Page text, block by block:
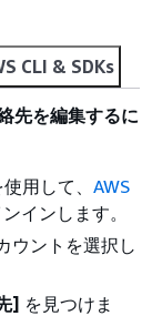
CLI & SDKs
先を編集するに
用して、 AWS
インします。
ウントを選択し
] を見つけま